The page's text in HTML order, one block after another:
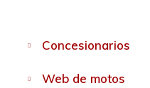
Concesionarios
Web de motos